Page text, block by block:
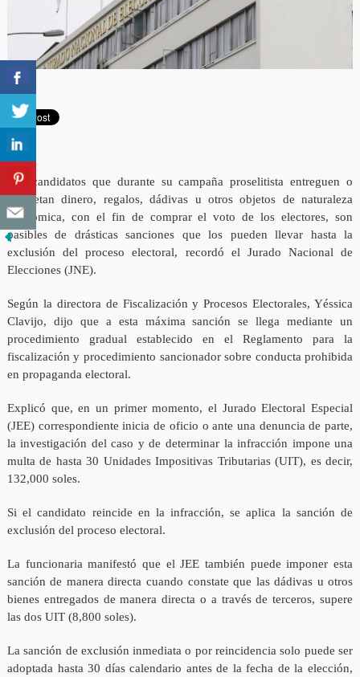
Los candidatos que durante su campaña proselitista entreguen o
prometan dinero, regalos, dádivas u otros objetos de naturaleza
económica, con el fin de comprar el voto de los electores, son
pasibles de drásticas sanciones que los pueden llevar hasta la
exclusión del proceso electoral, recordó el Jurado Nacional de
Elecciones (JNE).
Según la directora de Fiscalización y Procesos Electorales, Yéssica
Clavijo, dijo que a esta máxima sanción se llega mediante un
procedimiento gradual establecido en el Reglamento para la
fiscalización y procedimiento sancionador sobre conducta prohibida
en propaganda electoral.
Explicó que, en un primer momento, el Jurado Electoral Especial
(JEE) correspondiente inicia de oficio o ante una denuncia de parte,
la investigación del caso y de determinar la infracción impone una
multa de hasta 30 Unidades Impositivas Tributarias (UIT), es decir,
132,000 soles.
Si el candidato reincide en la infracción, se aplica la sanción de
exclusión del proceso electoral.
La funcionaria manifestó que el JEE también puede imponer esta
sanción de manera directa cuando constate que las dádivas u otros
bienes entregados de manera directa o a través de terceros, supere
las dos UIT (8,800 soles).
La sanción de exclusión inmediata o por reincidencia solo puede ser
adoptada hasta 30 días calendario antes de la fecha de la elección,